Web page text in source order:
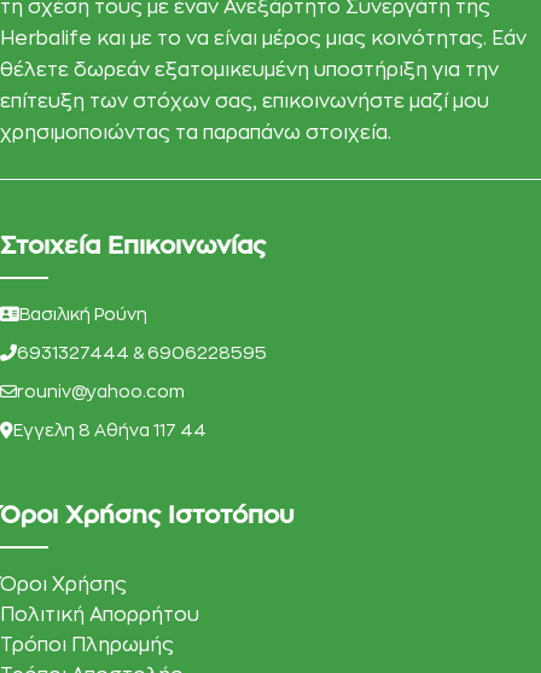
τη σχέση τους με έναν Ανεξάρτητο Συνεργάτη της
Herbalife και με το να είναι μέρος μιας κοινότητας. Εάν
θέλετε δωρεάν εξατομικευμένη υποστήριξη για την
επίτευξη των στόχων σας, επικοινωνήστε μαζί μου
χρησιμοποιώντας τα παραπάνω στοιχεία.
Στοιχεία Επικοινωνίας
Βασιλική Ρούνη
6931327444 & 6906228595
rouniv@yahoo.com
Eγγελη 8 Αθήνα 117 44
Όροι Χρήσης Ιστοτόπου
Όροι Χρήσης
Πολιτική Απορρήτου
Τρόποι Πληρωμής